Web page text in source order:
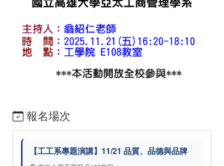
報名場次
【工工系專題演講】11/21 品質、品德與品牌